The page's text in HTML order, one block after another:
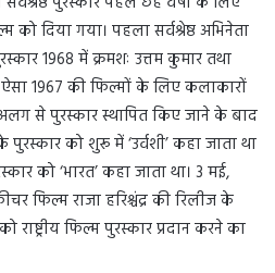
को दिया गया। पहला सर्वश्रेष्ठ अभिनेता
1968 में क्रमशः उत्तम कुमार तथा
ऐसा 1967 की फिल्मों के लिए कलाकारों
से पुरस्कार स्थापित किए जाने के बाद
पुरस्कार को शुरू में ‘उर्वशी’ कहा जाता था
को ‘भारत’ कहा जाता था। 3 मई,
फिल्म राजा हरिश्चंद्र की रिलीज के
फिल्म पुरस्कार प्रदान करने का